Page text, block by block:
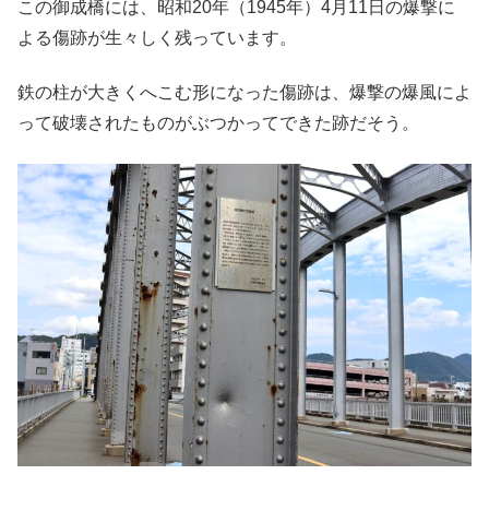
この御成橋には、昭和20年（1945年）4月11日の爆撃に
よる傷跡が生々しく残っています。
鉄の柱が大きくへこむ形になった傷跡は、爆撃の爆風によ
って破壊されたものがぶつかってできた跡だそう。